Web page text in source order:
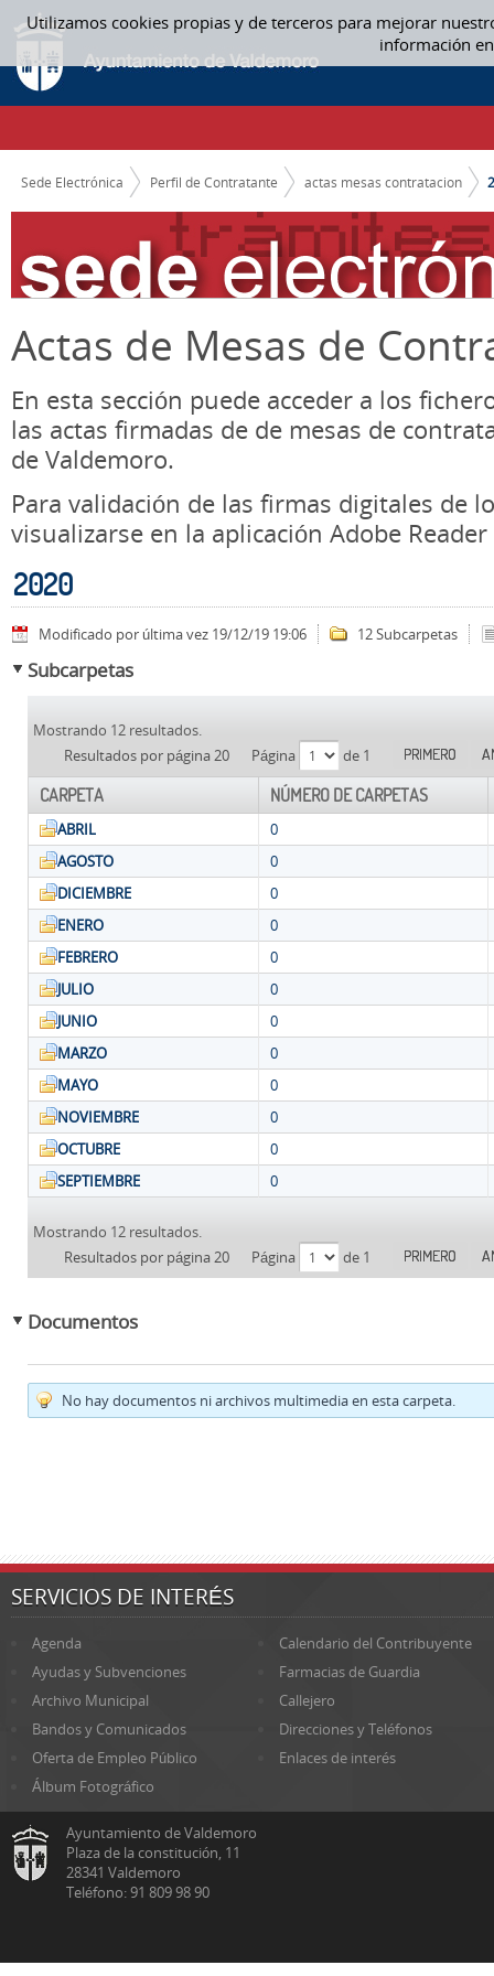
Utilizamos cookies propias y de terceros para mejorar
información
Saltar al contenido
2020 - ACTAS MESAS CONTRATACION
CAMINO DE MIGAS
Sede Electrónica Perfil de Contratante actas mesas contratacion
Actas de Mesas de
En esta sección puede acceder a los
las actas firmadas de de mesas de
de Valdemoro.
Para validación de las firmas digitales de
visualizarse en la aplicación Adobe Reader
2020
Modificado por última vez 19/12/19 19:06 12 Subcarpetas
Subcarpetas
Mostrando 12 resultados.
Resultados por página 20
Página de 1 PRIMERO
CARPETA NÚMERO DE CARPETAS
ABRIL
0
AGOSTO
0
DICIEMBRE
0
ENERO
0
FEBRERO
0
JULIO
0
JUNIO
0
MARZO
0
MAYO
0
NOVIEMBRE
0
OCTUBRE
0
SEPTIEMBRE
0
Mostrando 12 resultados.
Resultados por página 20
Página de 1 PRIMERO
Documentos
No hay documentos ni archivos multimedia en esta carpeta.
SERVICIOS DE INTERÉS
Agenda
Calendario del Contribuyente
Ayudas y Subvenciones
Farmacias de Guardia
Archivo Municipal
Callejero
Bandos y Comunicados
Direcciones y Teléfonos
Oferta de Empleo Público
Enlaces de interés
Álbum Fotográfico
Ayuntamiento de Valdemoro
Plaza de la constitución, 11
28341 Valdemoro
Teléfono: 91 809 98 90